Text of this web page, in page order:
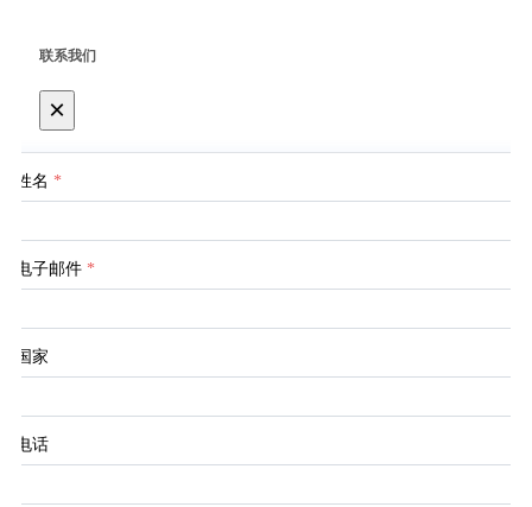
联系我们
×
姓名 *
电子邮件 *
国家
电话